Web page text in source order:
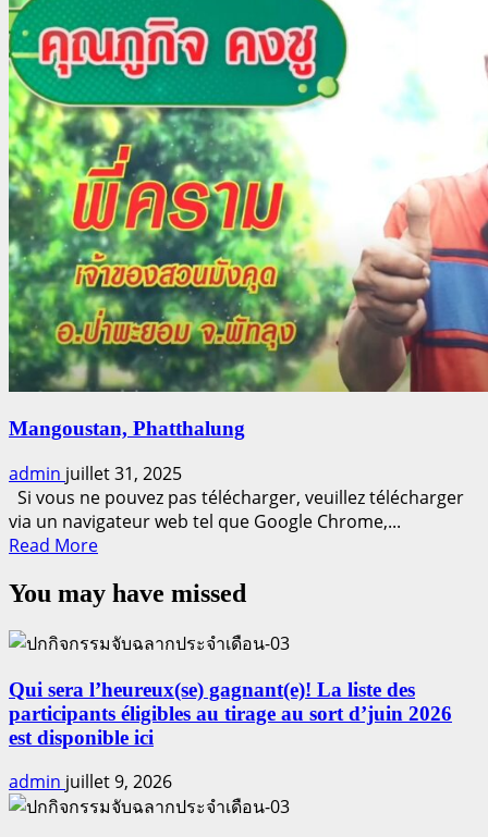
Mangoustan, Phatthalung
admin juillet 31, 2025
Si vous ne pouvez pas télécharger, veuillez télécharger
via un navigateur web tel que Google Chrome,...
Read MoreRead
about
Phatthalung
You may have missed
Qui sera l’heureux(se) gagnant(e)! La liste des
participants éligibles au tirage au sort d’juin 2026
est disponible ici
admin juillet 9, 2026